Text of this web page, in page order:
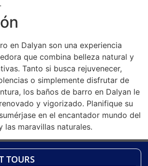
en Dalyan son una experiencia
que combina belleza natural y
Tanto si busca rejuvenecer,
o simplemente disfrutar de
los baños de barro en Dalyan le
y vigorizado. Planifique su
en el encantador mundo del
las maravillas naturales.
TOURS